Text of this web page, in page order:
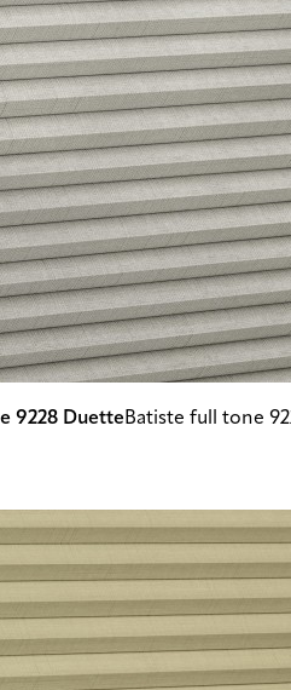
9228 DuetteBatiste full tone